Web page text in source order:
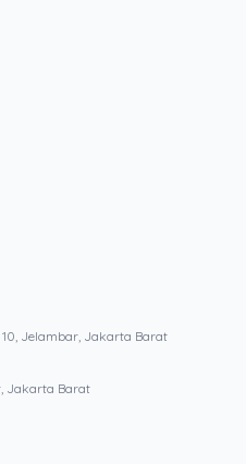
selalu dengan
dampak bisnis nyata.
10, Jelambar, Jakarta Barat
Jakarta Barat